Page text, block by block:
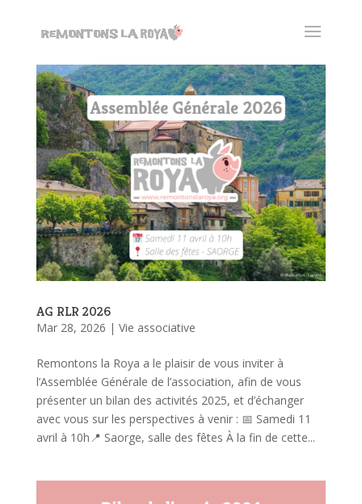
AG RLR 2026
Mar 28, 2026 | Vie associative
Remontons la Roya a le plaisir de vous inviter à
l’Assemblée Générale de l’association, afin de vous
présenter un bilan des activités 2025, et d’échanger
avec vous sur les perspectives à venir : 📅 Samedi 11
avril à 10h📍 Saorge, salle des fêtes À la fin de cette...